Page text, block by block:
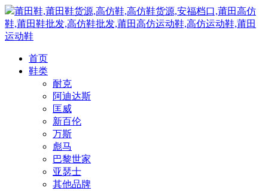
莆田鞋,莆田鞋货源,高仿鞋,高仿鞋货源,安福档口,莆田高仿
鞋,莆田鞋批发,高仿鞋批发,莆田高仿运动鞋,高仿运动鞋,莆田
运动鞋
首页
鞋类
耐克
阿迪达斯
匡威
新百伦
万斯
彪马
巴黎世家
亚瑟士
其他品牌